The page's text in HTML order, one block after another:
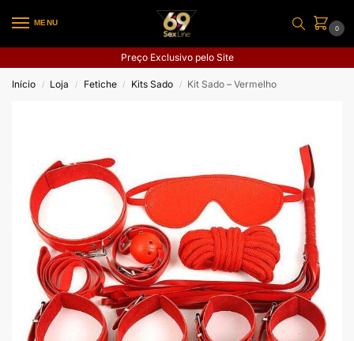
MENU
0
Preço Exclusivo pelo Site
Início / Loja / Fetiche / Kits Sado / Kit Sado – Vermelho